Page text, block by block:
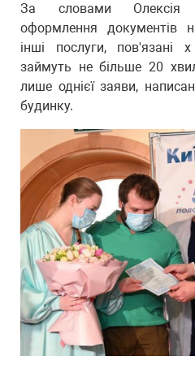
За словами Олексія
оформлення документів
інші послуги, пов'язані
займуть не більше 20
лише однієї заяви,
будинку.